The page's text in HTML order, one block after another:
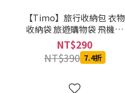
【Timo】旅行收納包 衣物
收納袋 旅遊購物袋 飛機包
拉桿包 藏藍
NT$290
NT$390 7.4折